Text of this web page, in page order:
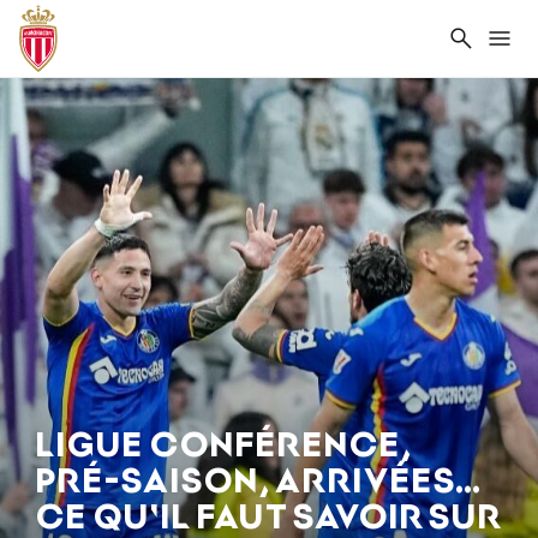
LIGUE CONFÉRENCE,
PRÉ-SAISON, ARRIVÉES…
CE QU'IL FAUT SAVOIR SUR